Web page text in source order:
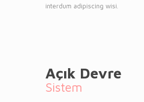
interdum adipiscing wisi.
Açık Devre
Sistem